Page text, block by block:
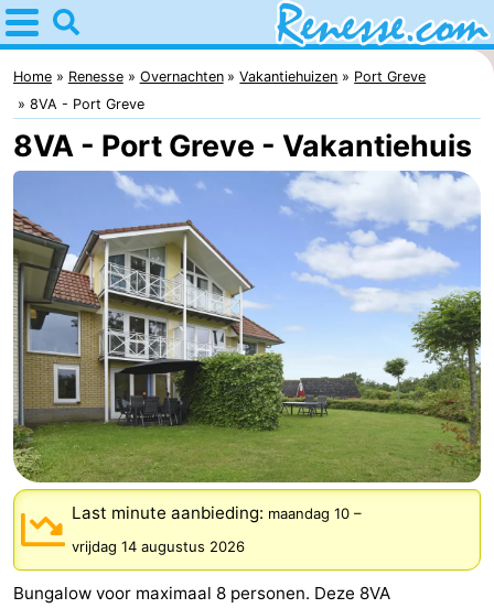
Home
Renesse
Tips
Voor
kinderen
Overnachten
Appartementen
-
Port
Greve
-
Zeeuwse
Kust
Bed
(&
breakfasts)
Campings
Hotels
Vakantiehuizen
Home Renesse Overnachten Vakantiehuizen
Port Greve
8VA - Port Greve
8VA - Port Greve - Vakantiehuis
Last minute aanbieding: maandag 10 –
vrijdag 14 augustus 2026
Bungalow voor maximaal 8 personen. Deze 8VA